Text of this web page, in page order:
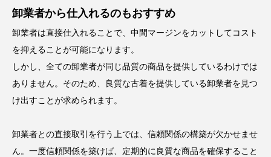
卸業者から仕入れるのもおすすめ
卸業者は直接仕入れることで、中間マージンをカットしてコスト
を抑えることが可能になります。
しかし、全ての卸業者が同じ品質の商品を提供しているわけでは
ありません。そのため、良質な古着を提供している卸業者を見つ
け出すことが求められます。
卸業者との直接取引を行う上では、信頼関係の構築が欠かせませ
ん。一度信頼関係を築けば、定期的に良質な商品を確保すること